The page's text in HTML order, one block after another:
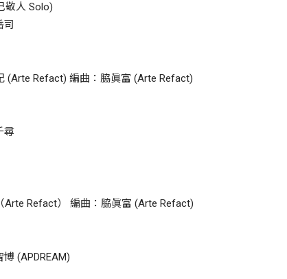
敬人 Solo)
司
(Arte Refact) 編曲：脇眞富 (Arte Refact)
尋
Refact） 編曲：脇眞富 (Arte Refact)
(APDREAM)